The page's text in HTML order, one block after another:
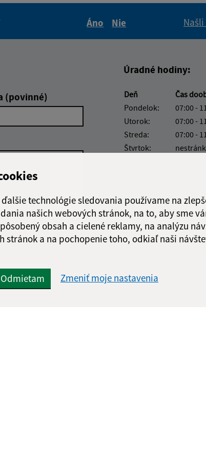
technológie sledovania používame na
našich webových stránok, na to, aby sme
obsah a cielené reklamy, na analýzu
stránok a na pochopenie toho, odkiaľ naši
Odmietam Zmeniť moje nastavenia
Áno
Nie
(povinné)
reCaptcha Response
Odoslať správu
Úradné hodiny:
Deň
Čas
Pondelok:
07:00 -
Utorok:
07:00 -
Streda:
07:00 -
Štvrtok: